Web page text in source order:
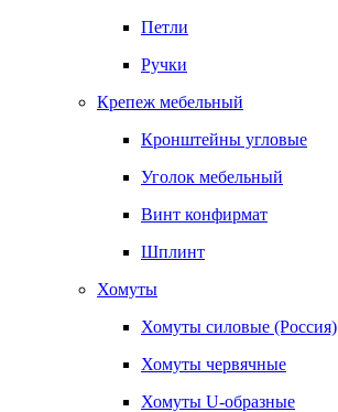
Петли
Ручки
Крепеж мебельный
Кронштейны угловые
Уголок мебельный
Винт конфирмат
Шплинт
Хомуты
Хомуты силовые (Россия)
Хомуты червячные
Хомуты U-образные